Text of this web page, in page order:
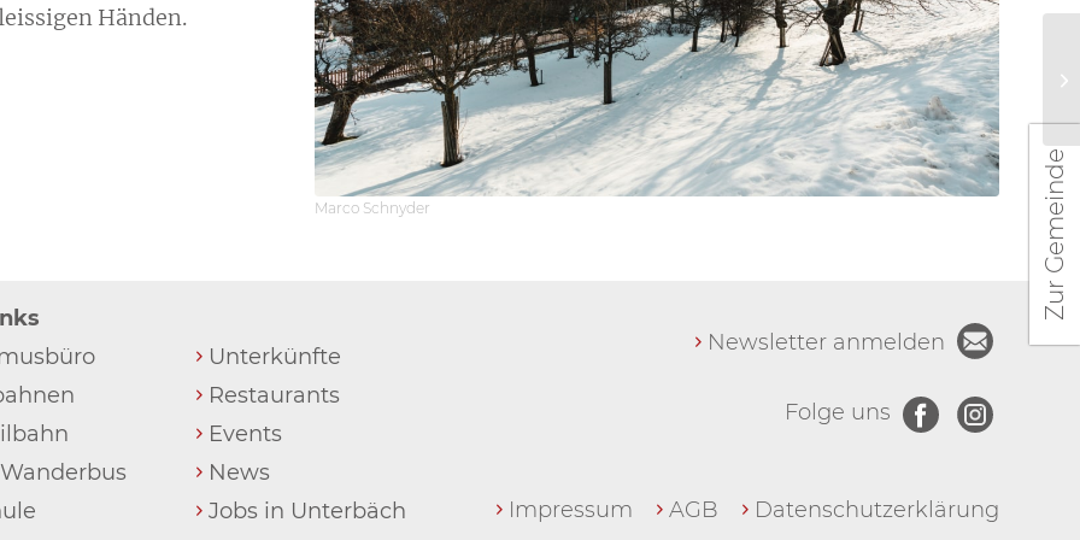
Händen.
Marco Schnyder Zur Gemeinde
Unterkünfte
Restaurants
Events
News
Jobs in Unterbäch
Newsletter anmelden
Folge uns
Impressum AGB Datenschutzerklärung